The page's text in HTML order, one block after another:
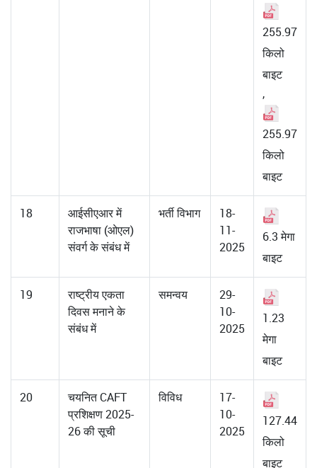
255.97
किलो
बाइट
,
255.97
किलो
बाइट
18
आईसीएआर में
राजभाषा (ओएल)
संवर्ग के संबंध में
भर्ती विभाग
18-
11-
2025
6.3 मेगा
बाइट
19
राष्ट्रीय एकता
दिवस मनाने के
संबंध में
समन्वय
29-
10-
2025
1.23
मेगा
बाइट
20
चयनित CAFT
प्रशिक्षण 2025-
26 की सूची
विविध
17-
10-
2025
127.44
किलो
बाइट